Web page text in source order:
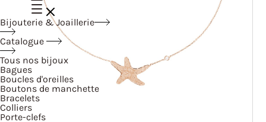
Bijouterie & Joaillerie
Catalogue
Tous nos bijoux
Bagues
Boucles d'oreilles
Boutons de manchette
Bracelets
Colliers
Porte-clefs